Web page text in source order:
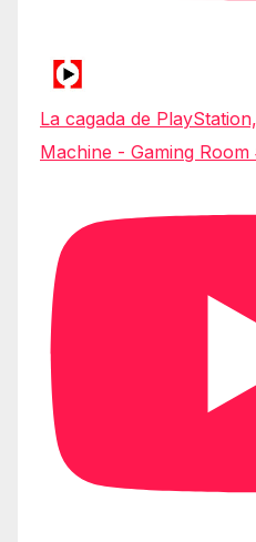
La cagada de
Machine - Gaming Room